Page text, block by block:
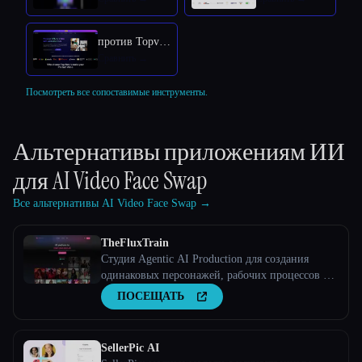
против Topview AI URL to Video
Посмотреть все сопоставимые инструменты.
Альтернативы приложениям ИИ
дляAI Video Face Swap
Все альтернативы AI Video Face Swap →
TheFluxTrain
Студия Agentic AI Production для создания
одинаковых персонажей, рабочих процессов и
видеоПОСЕЩАТЬ
SellerPic AI